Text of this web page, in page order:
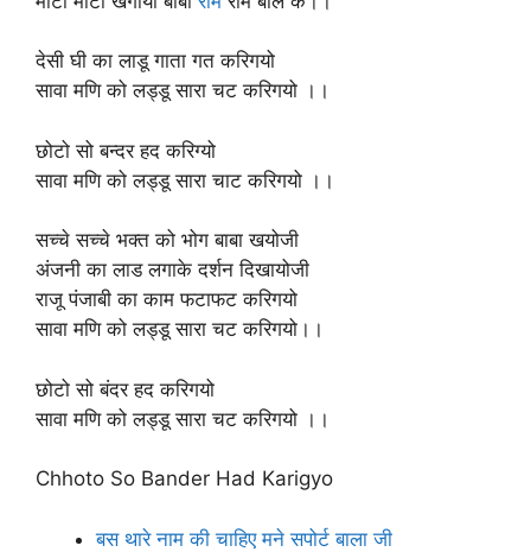
देसी घी का लाडू गाता गत करिगयो
सावा मणि को लड्डू सारा चट करिगयो ।।
छोटो सो बन्दर हद करिग्यो
सावा मणि को लड्डू सारा चाट करिगयो ।।
सच्चे सच्चे भक्त को भोग बाबा खयोजी
अंजनी का लाड लगाके दर्शन दिखायोजी
राजू पंजाबी का काम फटाफट करिगयो
सावा मणि को लड्डू सारा चट करिगयो।।
छोटो सो बंदर हद करिगयो
सावा मणि को लड्डू सारा चट करिगयो ।।
Chhoto So Bander Had Karigyo
बस थारे नाम की चाहिए मने सपोर्ट बाला जी